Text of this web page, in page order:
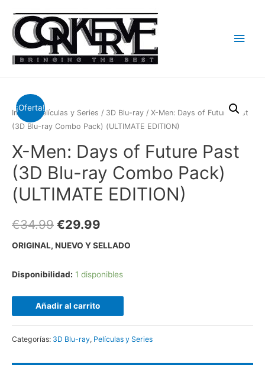
¡Oferta!
Inicio/Películas y Series / 3D Blu-ray / X-Men: Days of Future Past
(3D Blu-ray Combo Pack) (ULTIMATE EDITION)
X-Men: Days of Future Past
(3D Blu-ray Combo Pack)
(ULTIMATE EDITION)
€34.99 €29.99
ORIGINAL, NUEVO Y SELLADO
Disponibilidad: 1 disponibles
Añadir al carrito
Categorías: 3D Blu-ray, Películas y Series